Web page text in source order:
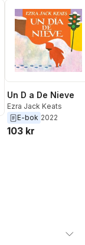
Un D a De Nieve
Ezra Jack Keats
E-bok 2022
103 kr